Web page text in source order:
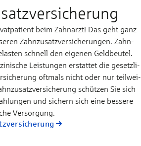
beim Zahn­­arzt! Das geht ganz
Zahnzu­­satz­­ver­­si­che­­run­­gen. Zahn­­
schnell den ei­­ge­nen Geld­­beu­­tel.
Leis­­tun­­gen er­­stat­tet die ge­­setz­­li­­
oft­­mals nicht oder nur teil­­wei­­
schüt­­zen Sie sich
und si­­chern sich ei­­ne bes­­se­­re
Ver­­sor­­gung.